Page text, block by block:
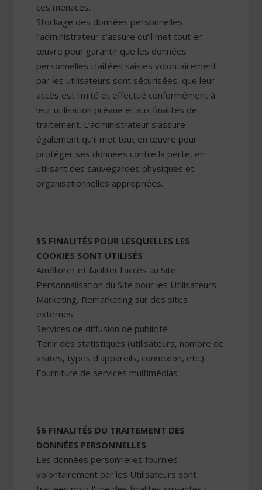
ces menaces.
Stockage des données personnelles –
l’administrateur s’assure qu’il met tout en
œuvre pour garantir que les données
personnelles traitées saisies volontairement
par les utilisateurs sont sécurisées, que leur
accès est limité et effectué conformément à
leur utilisation prévue et aux finalités de
traitement. L’administrateur s’assure
également qu’il met tout en œuvre pour
protéger ses données contre la perte, en
utilisant des sauvegardes physiques et
organisationnelles appropriées.
§5 FINALITÉS POUR LESQUELLES LES
COOKIES SONT UTILISÉS
Améliorer et faciliter l’accès au Site
Personnalisation du Site pour les Utilisateurs
Marketing, Remarketing sur des sites
externes
Services de diffusion de publicité
Tenir des statistiques (utilisateurs, nombre de
visites, types d’appareils, connexion, etc.)
Fourniture de services multimédias
§6 FINALITÉS DU TRAITEMENT DES
DONNÉES PERSONNELLES
Les données personnelles fournies
volontairement par les Utilisateurs sont